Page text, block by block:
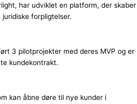
har udviklet en platform, der skaber
forpligtelser.
3 pilotprojekter med deres MVP og er
kundekontrakt.
kan åbne døre til nye kunder i